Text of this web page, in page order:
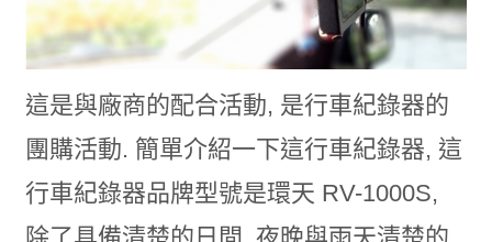
這是與廠商的配合活動, 是行車紀錄器的
團購活動. 簡單介紹一下這行車紀錄器, 這
行車紀錄器品牌型號是環天 RV-1000S,